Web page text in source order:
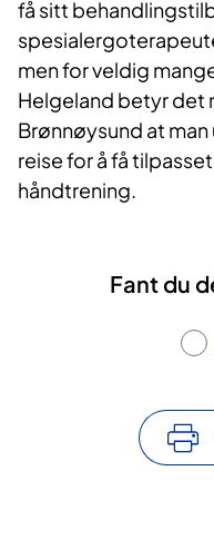
få sitt
men for veldig
Helgeland betyr
Brønnøysund at man
reise for å få
håndtrening.
Fant du